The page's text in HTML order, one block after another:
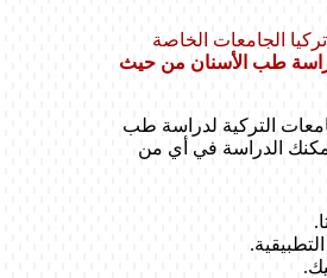
الجامعات الخاصة
طب الأسنان من حيث
التركية لدراسة طب
الدراسة في أي من